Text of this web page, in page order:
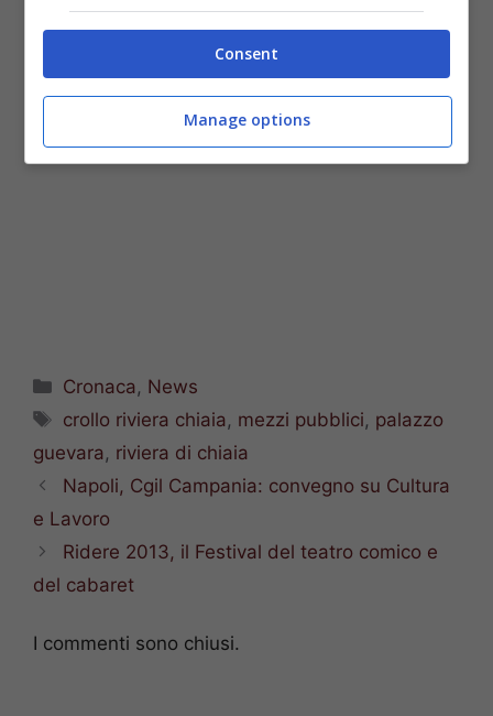
commercianti.
Categorie
Cronaca, News
Tag
crollo riviera chiaia, mezzi pubblici, palazzo
guevara, riviera di chiaia
Napoli, Cgil Campania: convegno su Cultura
e Lavoro
Ridere 2013, il Festival del teatro comico e
del cabaret
I commenti sono chiusi.
Consent
Manage options